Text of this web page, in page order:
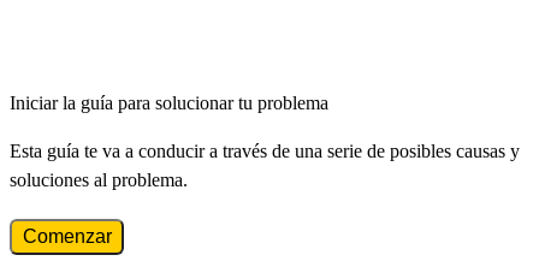
Iniciar la guía para solucionar tu problema
Esta guía te va a conducir a través de una serie de posibles causas y
soluciones al problema.
Comenzar